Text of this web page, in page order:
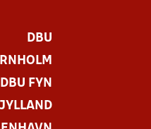
DBU
DBU FYN